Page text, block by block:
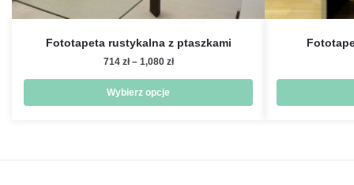
Fototapeta rustykalna z ptaszkami
714 zł – 1,080 złZakres
714 zł
Wybierz opcje